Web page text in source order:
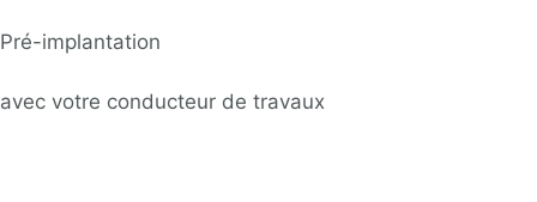
Pré-implantation
avec votre conducteur de travaux